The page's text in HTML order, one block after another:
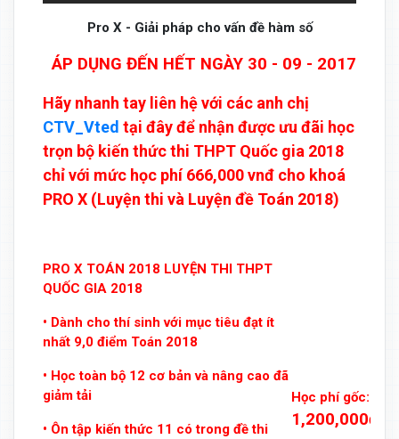
Pro X - Giải pháp cho vấn đề hàm số
ÁP DỤNG ĐẾN HẾT NGÀY 30 - 09 - 2017
Hãy nhanh tay liên hệ với các anh chị
CTV_Vted tại đây để nhận được ưu đãi học
trọn bộ kiến thức thi THPT Quốc gia 2018
chỉ với mức học phí 666,000 vnđ cho khoá
PRO X (Luyện thi và Luyện đề Toán 2018)
PRO X TOÁN 2018 LUYỆN THI THPT
QUỐC GIA 2018
• Dành cho thí sinh với mục tiêu đạt ít
nhất 9,0 điểm Toán 2018
• Học toàn bộ 12 cơ bản và nâng cao đã
giảm tải
• Ôn tập kiến thức 11 có trong đề thi
Học phí gốc:
1,200,000đ